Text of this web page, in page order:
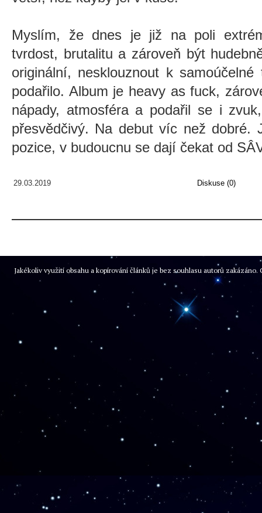
Myslím, že dnes je již na poli
tvrdost, brutalitu a zároveň být
originální, nesklouznout k
podařilo. Album je heavy as fuck,
nápady, atmosféra a podařil se i
přesvědčivý. Na debut víc než dobré.
pozice, v budoucnu se dají čekat od
29.03.2019 Diskuse (0)
Jakékoliv využití obsahu a kopírování článků je bez souhlasu autorů